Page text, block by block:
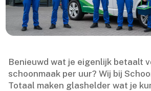
Benieuwd wat je eigenlijk betaalt
schoonmaak per uur? Wij bij
Totaal maken glashelder wat je